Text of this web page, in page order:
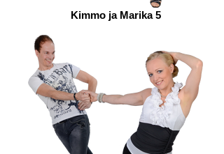
Kimmo ja Marika 5